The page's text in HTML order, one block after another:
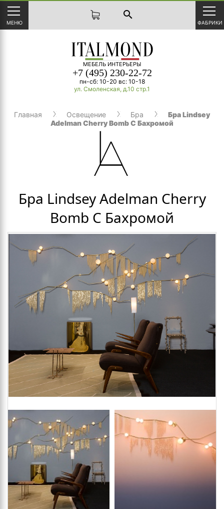
МЕНЮ
search
ФАБРИКИ
МЕБЕЛЬ ИНТЕРЬЕРЫ
+7 (495) 230-22-72
пн-сб: 10-20 вс: 10-18
ул. Смоленская, д.10 стр.1
Главная Освещение Бра
Бра Lindsey
Adelman Cherry Bomb С Бахромой
Бра Lindsey Adelman Cherry
Bomb С Бахромой